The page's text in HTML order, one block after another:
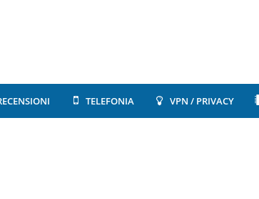
TELEFONIA VPN / PRIVACY